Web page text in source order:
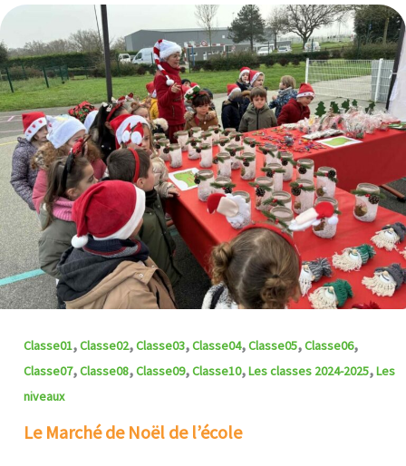
Classe01,Classe02,Classe03,Classe04,Classe05,Classe06,
Classe07,Classe08,Classe09,Classe10,Les classes 2024-2025,Les
niveaux
Le Marché de Noël de l’école